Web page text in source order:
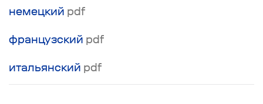
немецкий pdf
французский pdf
итальянский pdf